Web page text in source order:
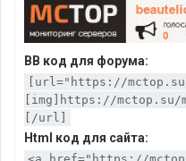
BB код для форума:
[url="https://
[img]https://mctop.su/
[/url]
Html код для сайта: